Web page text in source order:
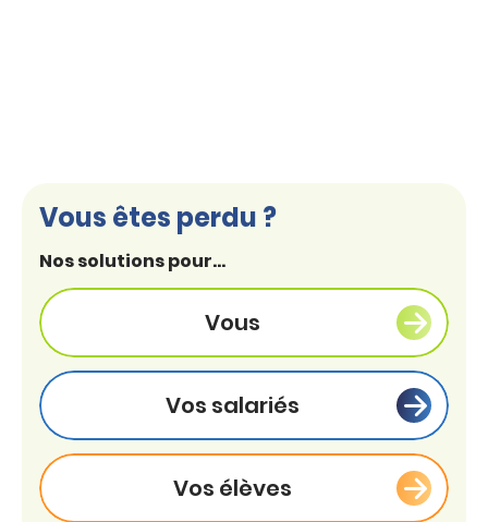
Vous êtes perdu ?
Nos solutions pour...
Vous
Vos salariés
Vos élèves